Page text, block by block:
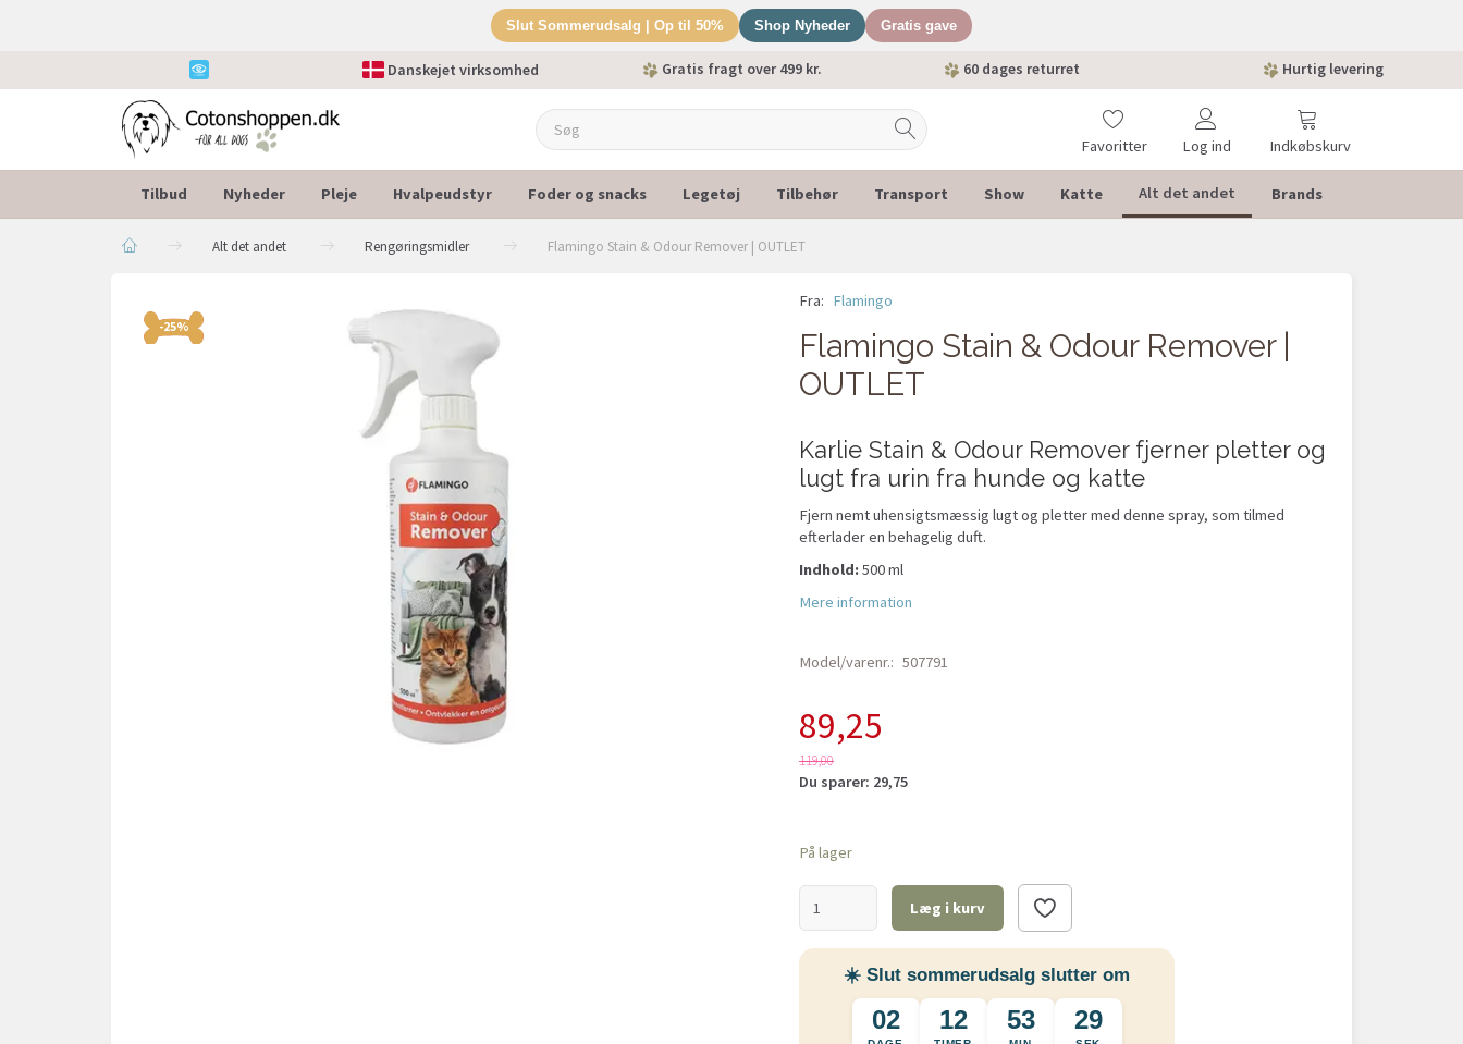
Slut Sommerudsalg | Op til 50% Shop Nyheder Gratis gave
Danskejet virksomhed Gratis fragt over 499 kr. 60 dages returret Hurtig levering
Indkøbskurv
Favoritter Log ind
Tilbud Nyheder Pleje Hvalpeudstyr Foder og snacks Legetøj Tilbehør Transport Show Katte Alt det andet Brands
Alt det andet Rengøringsmidler Flamingo Stain & Odour Remover | OUTLET
-25%
Fra: Flamingo
Flamingo Stain & Odour Remover |
OUTLET
Karlie Stain & Odour Remover fjerner pletter og
lugt fra urin fra hunde og katte
Fjern nemt uhensigtsmæssig lugt og pletter med denne spray, som tilmed
efterlader en behagelig duft.
Indhold:500 ml
Mere information
Model/varenr.: 507791
89,25
119,00
Du sparer: 29,75
På lager
Læg i kurv
☀️ Slut sommerudsalg slutter om
02 12 53 29